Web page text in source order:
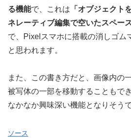
る機能で、これは 「オブジェクト
ネレーティブ編集で空いたスペー
で、Pixelスマホに搭載の消しゴム
と思われます。
また、この書き方だと、画像内の
被写体の一部を移動することもで
なかなか興味深い機能となりそうで
ソース